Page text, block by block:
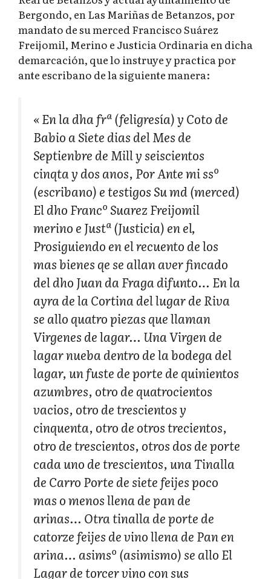
Bergondo, en Las Mariñas de Betanzos, por
mandato de su merced Francisco Suárez
Freijomil, Merino e Justicia Ordinaria en dicha
demarcación, que lo instruye y practica por
ante escribano de la siguiente manera:
«En la dha frª (feligresía) y Coto de
Babio a Siete dias del Mes de
Septienbre de Mill y seiscientos
cinqta y dos anos, Por Ante mi ssº
(escribano) e testigos Su md (merced)
El dho Francº Suarez Freijomil
merino e Justª (Justicia) en el,
Prosiguiendo en el recuento de los
mas bienes qe se allan aver fincado
del dho Juan da Fraga difunto… En la
ayra de la Cortina del lugar de Riva
se allo quatro piezas que llaman
Virgenes de lagar… Una Virgen de
lagar nueba dentro de la bodega del
lagar, un fuste de porte de quinientos
azumbres, otro de quatrocientos
vacios, otro de trescientos y
cinquenta, otro de otros trecientos,
otro de trescientos, otros dos de porte
cada uno de trescientos, una Tinalla
de Carro Porte de siete feijes poco
mas o menos llena de pan de
arinas… Otra tinalla de porte de
catorze feijes de vino llena de Pan en
arina… asimsº (asimismo) se allo El
Lagar de torcer vino con sus